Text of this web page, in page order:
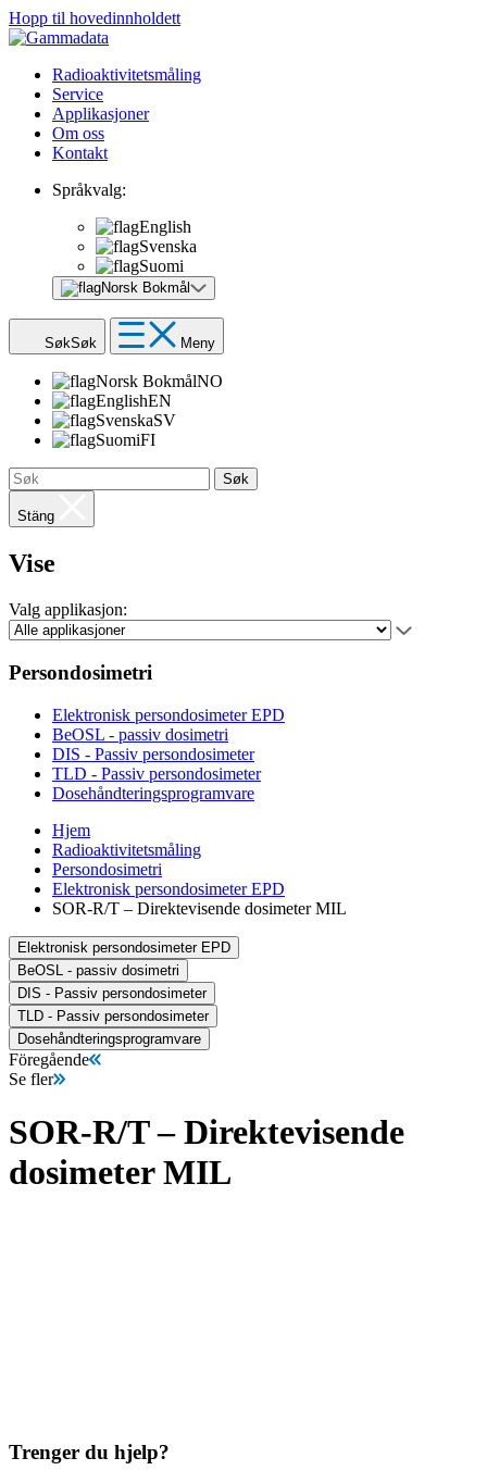
Hopp til hovedinnholdett
Radioaktivitetsmåling
Service
Applikasjoner
Om oss
Kontakt
Språkvalg:
English
Svenska
Suomi
Norsk Bokmål
SøkSøk Meny
Norsk BokmålNO
EnglishEN
SvenskaSV
SuomiFI
Søk
Stäng
Vise
Valg applikasjon:
Persondosimetri
Elektronisk persondosimeter EPD
BeOSL - passiv dosimetri
DIS - Passiv persondosimeter
TLD - Passiv persondosimeter
Dosehåndteringsprogramvare
Hjem
Radioaktivitetsmåling
Persondosimetri
Elektronisk persondosimeter EPD
SOR-R/T – Direktevisende dosimeter MIL
Elektronisk persondosimeter EPD
BeOSL - passiv dosimetri
DIS - Passiv persondosimeter
TLD - Passiv persondosimeter
Dosehåndteringsprogramvare
Föregående
Se fler
SOR-R/T – Direktevisende
dosimeter MIL
Trenger du hjelp?